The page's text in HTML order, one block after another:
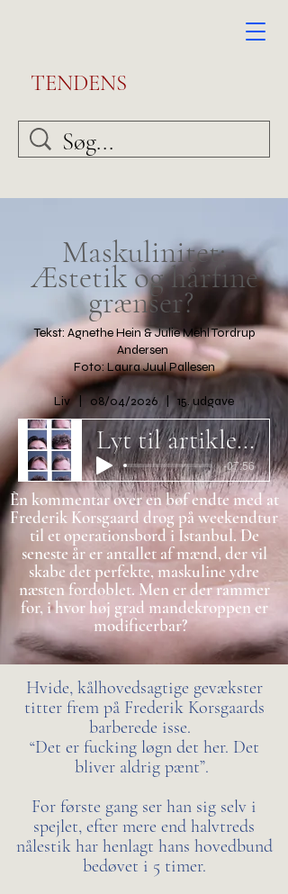
TENDENS
Maskulinitet:
Æstetik og hårfine
grænser?
Tekst: Agnethe Hein & Julie Mehl Tordrup
Andersen
Foto: Laura Juul Pallesen
Liv | 08/04/2026 | 15. udgave
Lyt til artiklen her
-07:56
Èn kommentar over en bøf endte med at
Frederik Korsgaard drog på weekendtur
til et operationsbord i Istanbul. De
seneste år er antallet af mænd, der vil
skabe det perfekte, maskuline ydre
næsten fordoblet. Men er der rammer
for, i hvor høj grad mandekroppen er
modificerbar?
Hvide, kålhovedsagtige gevækster
titter frem på Frederik Korsgaards
barberede isse.
“Det er fucking løgn det her. Det
bliver aldrig pænt”.
For første gang ser han sig selv i
spejlet, efter mere end halvtreds
nålestik har henlagt hans hovedbund
bedøvet i 5 timer.